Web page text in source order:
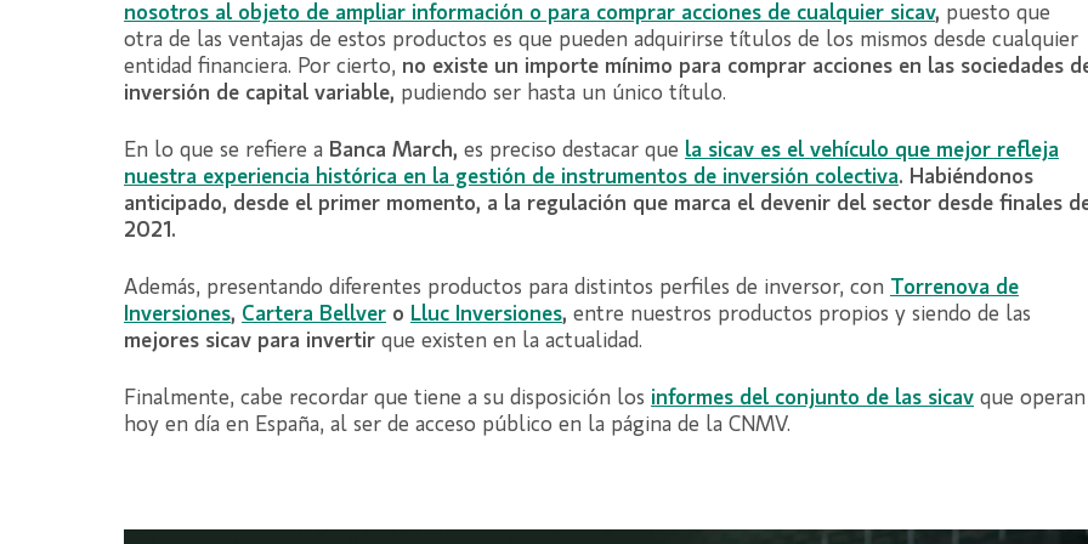
nosotros al objeto de ampliar información o para comprar acciones de cualquier sicav, puesto que
otra de las ventajas de estos productos es que pueden adquirirse títulos de los mismos desde cualquier
entidad financiera. Por cierto, no existe un importe mínimo para comprar acciones en las sociedades
inversión de capital variable, pudiendo ser hasta un único título.
En lo que se refiere a Banca March, es preciso destacar que la sicav es el vehículo que mejor refleja
nuestra experiencia histórica en la gestión de instrumentos de inversión colectiva. Habiéndonos
anticipado, desde el primer momento, a la regulación que marca el devenir del sector desde finales
2021.
Además, presentando diferentes productos para distintos perfiles de inversor, con Torrenova de
Inversiones, Cartera Bellver o Lluc Inversiones, entre nuestros productos propios y siendo de las
mejores sicav para invertir que existen en la actualidad.
Finalmente, cabe recordar que tiene a su disposición los informes del conjunto de las sicav que operan
hoy en día en España, al ser de acceso público en la página de la CNMV.